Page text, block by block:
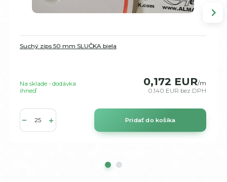
Suchý zips 50 mm SLUČKA biela
0,172 EUR/m
0,140 EUR bez DPH
Na sklade - dodávka
ihneď
Pridať do košíka